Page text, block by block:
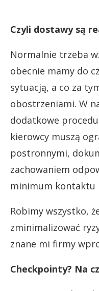
Czyli dostawy są
Normalnie trzeba
obecnie mamy do
sytuacją, a co za
obostrzeniami. W
dodatkowe
kierowcy muszą
postronnymi,
zachowaniem
minimum kontaktu
Robimy wszystko,
zminimalizować
znane mi firmy
Checkpointy? Na